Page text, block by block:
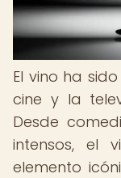
El vino ha
cine y la
Desde
intensos, el
elemento